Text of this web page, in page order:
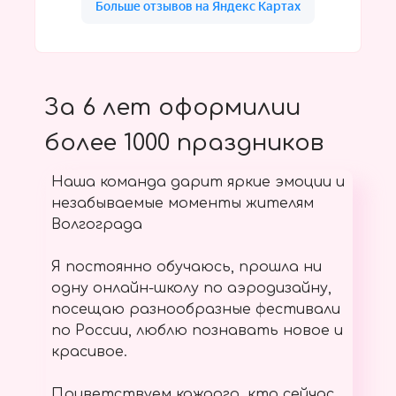
За 6 лет оформилии
более 1000 праздников
Наша команда дарит яркие эмоции и
незабываемые моменты жителям
Волгограда
Я постоянно обучаюсь, прошла ни
одну онлайн-школу по аэродизайну,
посещаю разнообразные фестивали
по России, люблю познавать новое и
красивое.